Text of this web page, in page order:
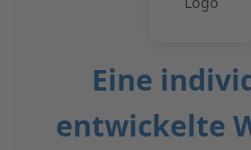
Eine
entwickelte